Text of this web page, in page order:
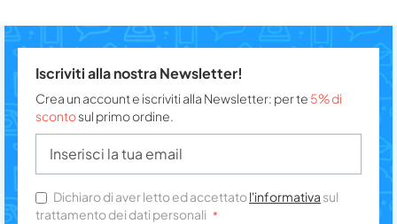
Iscriviti alla nostra Newsletter!
Crea un account e iscriviti alla Newsletter: per te 5% di
scontosul primo ordine.
Dichiaro di aver letto ed accettatol'informativa sul
trattamento dei dati personali